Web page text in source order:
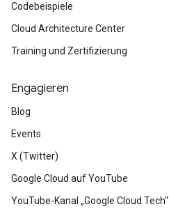
Codebeispiele
Cloud Architecture Center
Training und Zertifizierung
Engagieren
Blog
Events
X (Twitter)
Google Cloud auf YouTube
YouTube-Kanal „Google Cloud Tech“